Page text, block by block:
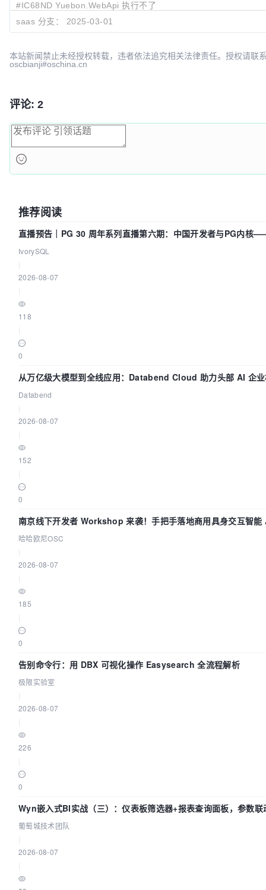
#IC68ND Yuebon.WebApi 执行不了
#IBPJSE [编译错误] 现在项目升级到了.net8,但是Dockerfile还是
bb8d821b 修改 cqinwn
6f0f8e39
修复获取当前用户
saas 分支： 2025-03-01
本站新闻禁止未经授权转载，违者依法追究相关法律责任。授权请联
oscbianji#oschina.cn
评论: 2
推荐阅读
直播预告｜PG 30 周年系列直播第六期：中国开发者与PG内核
吗？我们贡献了什么？
IvorySQL
2026-08-07
118
0
从万亿级大模型到全线应用：Databend Cloud 助力头部 AI 企
Trace 数据管道
Databend
2026-08-07
152
0
南京线下开发者 Workshop 来袭！手把手落地商用具身交互智
哈哈欧尼OSC
2026-08-07
185
0
告别命令行：用 DBX 可视化操作 Easysearch 全流程解析
极限实验室
2026-08-07
226
0
Wyn嵌入式BI实战（三）：仪表板筛选器+报表查询面板，参数联
葡萄城技术团队
2026-08-07